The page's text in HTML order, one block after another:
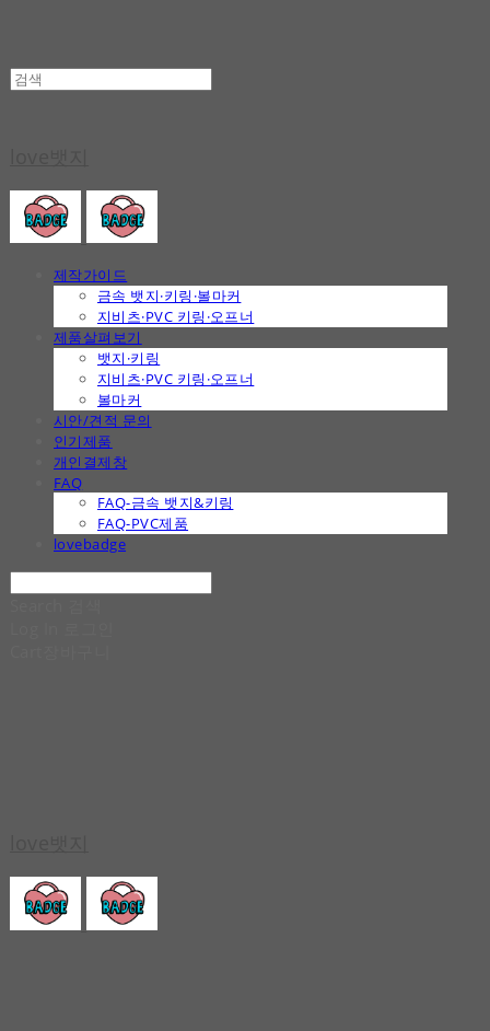
제작가이드
금속 뱃지·키링·볼마커
지비츠·PVC 키링·오프너
제품살펴보기
뱃지·키링
지비츠·PVC 키링·오프너
볼마커
시안/견적 문의
인기제품
개인결제창
FAQ
FAQ-금속 뱃지&키링
FAQ-PVC제품
lovebadge